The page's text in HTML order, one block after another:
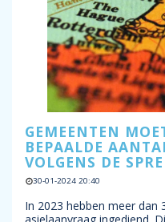
GEMEENTEN
BEPAALDE
VOLGENS DE
30-01-2024 20:40
In 2023 hebben meer dan